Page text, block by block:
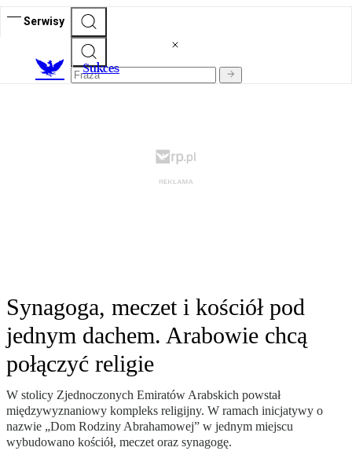
Serwisy
Sukces
Synagoga, meczet i kościół pod
jednym dachem. Arabowie chcą
połączyć religie
W stolicy Zjednoczonych Emiratów Arabskich powstał
międzywyznaniowy kompleks religijny. W ramach inicjatywy o
nazwie „Dom Rodziny Abrahamowej” w jednym miejscu
wybudowano kościół, meczet oraz synagogę.